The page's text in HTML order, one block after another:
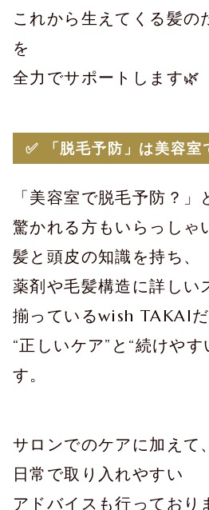
これから生えてくる髪の
を
全力でサポートします🌿
✅ 「脱毛予防」は美容室
「美容室で脱毛予防？」
驚かれる方もいらっしゃ
髪と頭皮の知識を持ち、
薬剤や毛髪構造に詳しい
揃っているwish TAKAIだ
“正しいケア”と“続けや
す。
サロンでのケアに加えて、
日常で取り入れやすい
アドバイスも行っており